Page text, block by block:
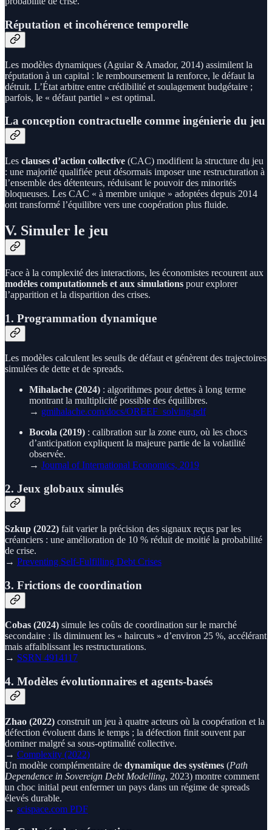
Réputation et incohérence temporelle
Les modèles dynamiques (Aguiar & Amador, 2014) assimilent la
réputation à un capital : le remboursement la renforce, le défaut la
détruit. L’État arbitre entre crédibilité et soulagement budgétaire ;
parfois, le « défaut partiel » est optimal.
La conception contractuelle comme ingénierie du jeu
Les clauses d’action collective (CAC) modifient la structure du jeu
: une majorité qualifiée peut désormais imposer une restructuration à
l’ensemble des détenteurs, réduisant le pouvoir des minorités
bloqueuses. Les CAC « à membre unique » adoptées depuis 2014
ont transformé l’équilibre vers une coopération plus fluide.
V. Simuler le jeu
Face à la complexité des interactions, les économistes recourent aux
modèles computationnels et aux simulations pour explorer
l’apparition et la disparition des crises.
1. Programmation dynamique
Les modèles calculent les seuils de défaut et génèrent des trajectoires
simulées de dette et de spreads.
Mihalache (2024) : algorithmes pour dettes à long terme
montrant la multiplicité possible des équilibres.
→ gmihalache.com/docs/OREEF_solving.pdf
Bocola (2019) : calibration sur la zone euro, où les chocs
d’anticipation expliquent la majeure partie de la volatilité
observée.
→ Journal of International Economics, 2019
2. Jeux globaux simulés
Szkup (2022) fait varier la précision des signaux reçus par les
créanciers : une amélioration de 10 % réduit de moitié la probabilité
de crise.
→ Preventing Self-Fulfilling Debt Crises
3. Frictions de coordination
Cobas (2024) simule les coûts de coordination sur le marché
secondaire : ils diminuent les « haircuts » d’environ 25 %, accélérant
mais affaiblissant les restructurations.
→ SSRN 4914117
4. Modèles évolutionnaires et agents-basés
Zhao (2022) construit un jeu à quatre acteurs où la coopération et la
défection évoluent dans le temps ; la défection finit souvent par
dominer malgré sa sous-optimalité collective.
→ Complexity (2022)
Un modèle complémentaire de dynamique des systèmes (Path
Dependence in Sovereign Debt Modelling, 2023) montre comment
un choc initial peut enfermer un pays dans un régime de spreads
élevés durable.
→ scispace.com PDF